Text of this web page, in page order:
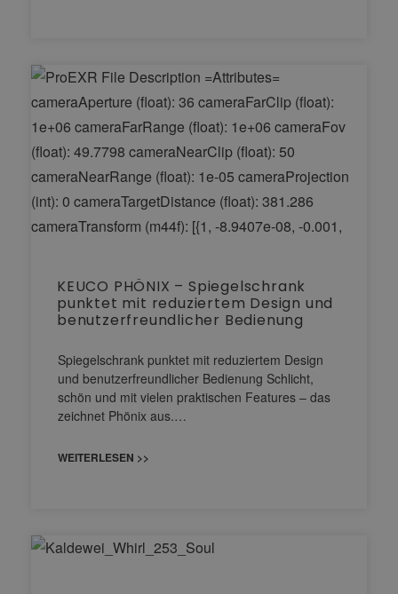
KEUCO PHÖNIX – Spiegelschrank
punktet mit reduziertem Design und
benutzerfreundlicher Bedienung
Spiegelschrank punktet mit reduziertem Design
und benutzerfreundlicher Bedienung Schlicht,
schön und mit vielen praktischen Features – das
zeichnet Phönix aus.…
WEITERLESEN >>